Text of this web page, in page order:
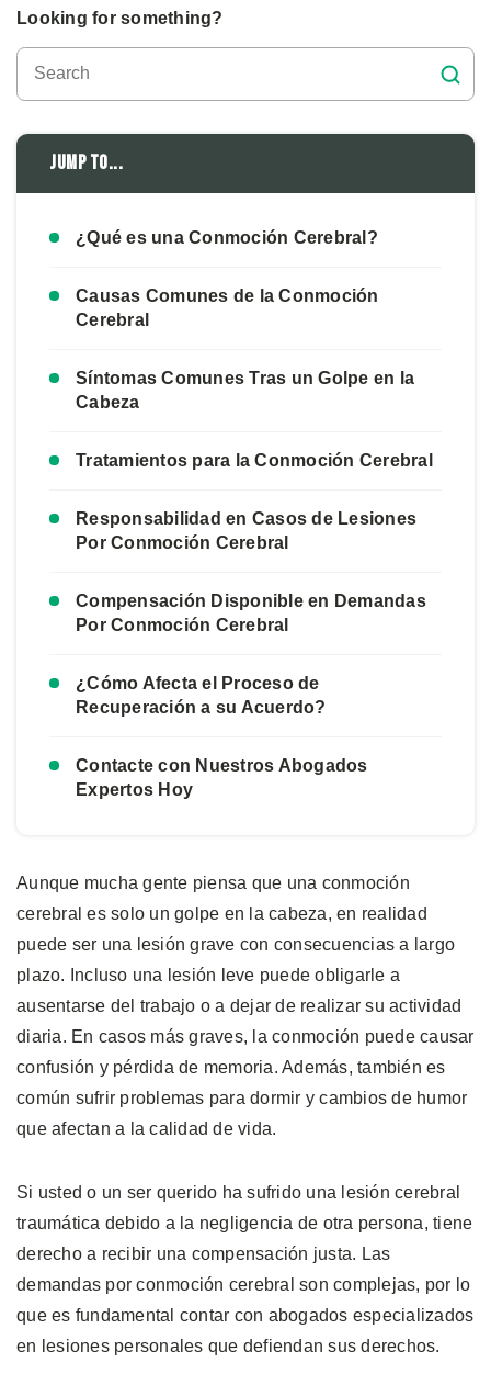
Looking for something?
Jump to...
¿Qué es una Conmoción Cerebral?
Causas Comunes de la Conmoción
Cerebral
Síntomas Comunes Tras un Golpe en la
Cabeza
Tratamientos para la Conmoción Cerebral
Responsabilidad en Casos de Lesiones
Por Conmoción Cerebral
Compensación Disponible en Demandas
Por Conmoción Cerebral
¿Cómo Afecta el Proceso de
Recuperación a su Acuerdo?
Contacte con Nuestros Abogados
Expertos Hoy
Aunque mucha gente piensa que una conmoción
cerebral es solo un golpe en la cabeza, en realidad
puede ser una lesión grave con consecuencias a largo
plazo. Incluso una lesión leve puede obligarle a
ausentarse del trabajo o a dejar de realizar su actividad
diaria. En casos más graves, la conmoción puede causar
confusión y pérdida de memoria. Además, también es
común sufrir problemas para dormir y cambios de humor
que afectan a la calidad de vida.
Si usted o un ser querido ha sufrido una lesión cerebral
traumática debido a la negligencia de otra persona, tiene
derecho a recibir una compensación justa. Las
demandas por conmoción cerebral son complejas, por lo
que es fundamental contar con abogados especializados
en lesiones personales que defiendan sus derechos.